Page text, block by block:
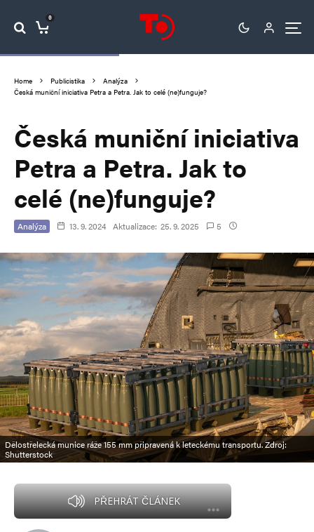
0
Home Publicistika
Analýza
Česká muniční iniciativa Petra a Petra. Jak to celé (ne)funguje?
Česká muniční iniciativa
Petra a Petra. Jak to
celé (ne)funguje?
Analýza 13. 9. 2024 Aktualizace: 25. 9. 2025 5
Dělostřelecká munice ráže 155 mm připravená k leteckému transportu. Zdroj:
Shutterstock
PŘEHRÁT ČLÁNEK